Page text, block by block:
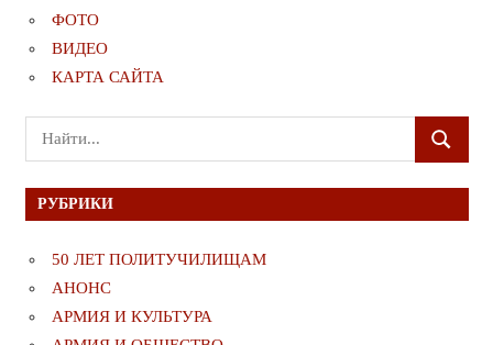
ФОТО
ВИДЕО
КАРТА САЙТА
Поиск
для:
ПОИСК
РУБРИКИ
50 ЛЕТ ПОЛИТУЧИЛИЩАМ
АНОНС
АРМИЯ И КУЛЬТУРА